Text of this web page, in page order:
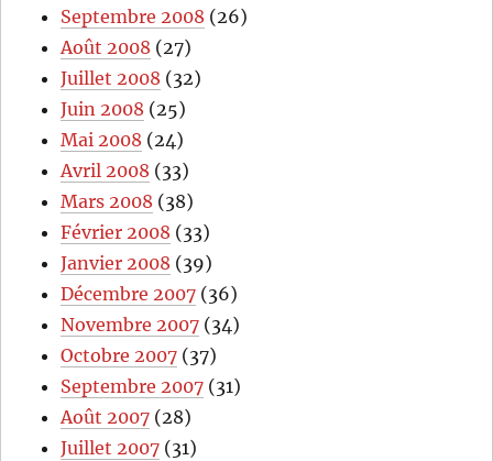
Septembre 2008 (26)
Août 2008 (27)
Juillet 2008 (32)
Juin 2008 (25)
Mai 2008 (24)
Avril 2008 (33)
Mars 2008 (38)
Février 2008 (33)
Janvier 2008 (39)
Décembre 2007 (36)
Novembre 2007 (34)
Octobre 2007 (37)
Septembre 2007 (31)
Août 2007 (28)
Juillet 2007 (31)